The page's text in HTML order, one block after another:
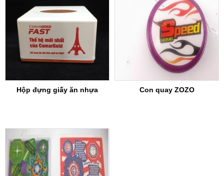
Hộp đựng giấy ăn nhựa Con quay ZOZO